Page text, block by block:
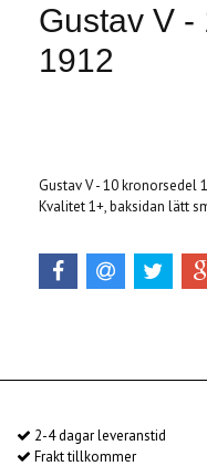
Gustav V -
1912
Gustav V - 10 kronorsedel
Kvalitet 1+, baksidan lätt
2-4 dagar leveranstid
Frakt tillkommer